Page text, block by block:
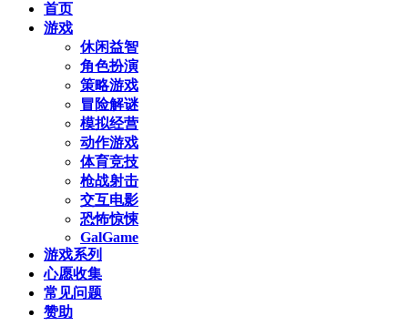
首页
游戏
休闲益智
角色扮演
策略游戏
冒险解谜
模拟经营
动作游戏
体育竞技
枪战射击
交互电影
恐怖惊悚
GalGame
游戏系列
心愿收集
常见问题
赞助